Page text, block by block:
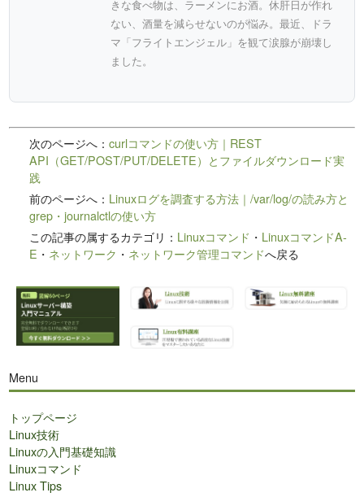
きな食べ物は、ラーメンにお酒。休肝日が作れ
ない、酒量を減らせないのが悩み。最近、ドラ
マ「フライトエンジェル」を観て涙腺が崩壊し
ました。
次のページへ：curlコマンドの使い方｜REST
API（GET/POST/PUT/DELETE）とファイルダウンロード実
践
前のページへ： Linuxログを調査する方法｜/var/log/の読み方と
grep・journalctlの使い方
この記事の属するカテゴリ： Linuxコマンド ・ LinuxコマンドA-
E ・ ネットワーク ・ ネットワーク管理コマンドへ戻る
Menu
トップページ
Linux技術
Linuxの入門基礎知識
Linuxコマンド
Linux Tips